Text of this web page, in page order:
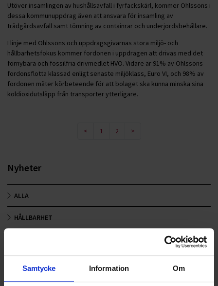
Samtycke Information Om
Utöver insamlingen av hushållsavfall i fyrfackskärl, kommer Ohlssons i
dessa kommunuppdrag även att ansvara för insamling av
trädgårdsavfall samt tömning av containrar och underjordsbehållare.
I linje med Ohlssons och uppdragsgivarnas stora miljö- och
hållbarhetsfokus kommer fordonen i uppdragen att drivas med det
förnybara och fossilfria drivmedlet HVO. Vidare är 91% av Ohlssons
fordonsflotta klassad enligt senaste miljöklass, Euro VI, och 98% av
fordonen mäter körbeteende för att bolaget ska kunna minska sina
koldioxidutsläpp från transporter ytterligare.
< 1 2 >
Nyheter
ALLA
HÅLLBARHET
OHLSSONS REGION MITT